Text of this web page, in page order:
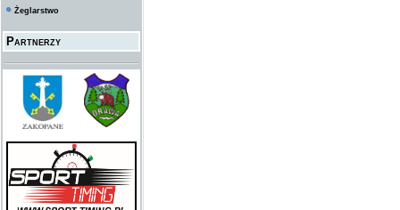
Żeglarstwo
Partnerzy